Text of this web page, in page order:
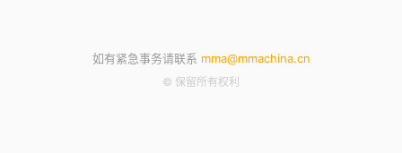
如有紧急事务请联系 mma@mmachina.cn
© 保留所有权利